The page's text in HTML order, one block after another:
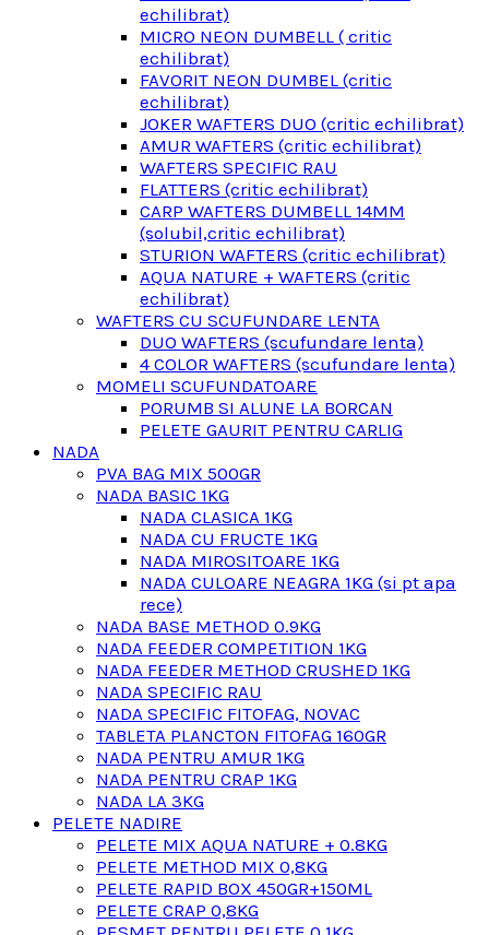
echilibrat)
MICRO NEON DUMBELL ( critic
echilibrat)
FAVORIT NEON DUMBEL (critic
echilibrat)
JOKER WAFTERS DUO (critic echilibrat)
AMUR WAFTERS (critic echilibrat)
WAFTERS SPECIFIC RAU
FLATTERS (critic echilibrat)
CARP WAFTERS DUMBELL 14MM
(solubil,critic echilibrat)
STURION WAFTERS (critic echilibrat)
AQUA NATURE + WAFTERS (critic
echilibrat)
WAFTERS CU SCUFUNDARE LENTA
DUO WAFTERS (scufundare lenta)
4 COLOR WAFTERS (scufundare lenta)
MOMELI SCUFUNDATOARE
PORUMB SI ALUNE LA BORCAN
PELETE GAURIT PENTRU CARLIG
NADA
PVA BAG MIX 500GR
NADA BASIC 1KG
NADA CLASICA 1KG
NADA CU FRUCTE 1KG
NADA MIROSITOARE 1KG
NADA CULOARE NEAGRA 1KG (si pt apa
rece)
NADA BASE METHOD 0.9KG
NADA FEEDER COMPETITION 1KG
NADA FEEDER METHOD CRUSHED 1KG
NADA SPECIFIC RAU
NADA SPECIFIC FITOFAG, NOVAC
TABLETA PLANCTON FITOFAG 160GR
NADA PENTRU AMUR 1KG
NADA PENTRU CRAP 1KG
NADA LA 3KG
PELETE NADIRE
PELETE MIX AQUA NATURE + 0.8KG
PELETE METHOD MIX 0,8KG
PELETE RAPID BOX 450GR+150ML
PELETE CRAP 0,8KG